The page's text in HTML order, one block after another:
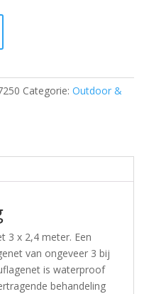
Categorie: Outdoor &
3 x 2,4 meter. Een
van ongeveer 3 bij
is waterproof
behandeling